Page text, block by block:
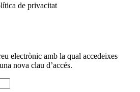
de privacitat
electrònic amb la qual accedeixes
nova clau d’accés.